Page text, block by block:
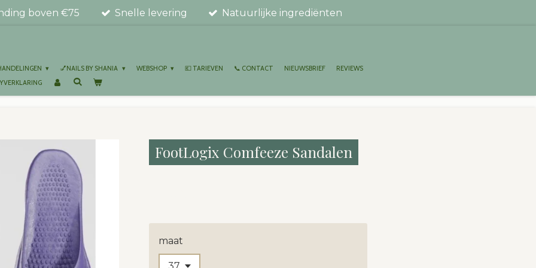
boven €75 Snelle levering Natuurlijke ingrediënten
💅NAILS BY SHANIA WEBSHOP 💶 TARIEVEN 📞 CONTACT NIEUWSBRIEF
REVIEWS
FootLogix Comfeeze Sandalen
maat